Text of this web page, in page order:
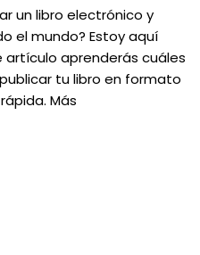
un libro electrónico y
el mundo? Estoy aquí
artículo aprenderás cuáles
tu libro en formato
Más